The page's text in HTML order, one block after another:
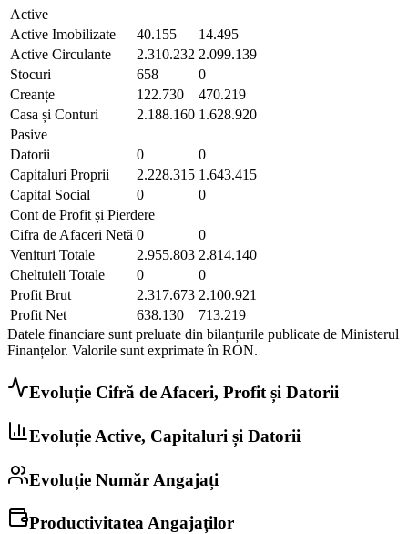
Active
Active Imobilizate
40.155
14.495
Active Circulante
2.310.232 2.099.139
Stocuri
658
0
Creanțe
122.730
470.219
Casa și Conturi
2.188.160 1.628.920
Pasive
Datorii
0
0
Capitaluri Proprii
2.228.315 1.643.415
Capital Social
0
0
Cont de Profit și Pierdere
Cifra de Afaceri Netă 0
0
Venituri Totale
2.955.803 2.814.140
Cheltuieli Totale
0
0
Profit Brut
2.317.673 2.100.921
Profit Net
638.130
713.219
Datele financiare sunt preluate din bilanțurile publicate de Ministerul
Finanțelor. Valorile sunt exprimate în RON.
Evoluție Cifră de Afaceri, Profit și Datorii
Evoluție Active, Capitaluri și Datorii
Evoluție Număr Angajați
Productivitatea Angajaților